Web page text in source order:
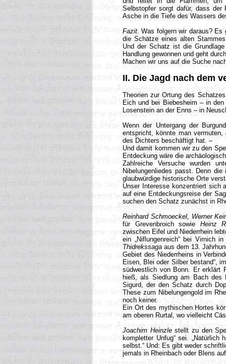
Selbstopfer sorgt dafür, dass
Asche in die Tiefe des Wassers
Fazit. Was folgern wir daraus? Es
die Schätze eines alten
Und der Schatz ist die
Handlung gewonnen und geht
Machen wir uns auf die Suche
II. Die Jagd nach dem
Theorien zur Ortung des
Eich und bei Biebesheim – in den
Losenstein an der Enns – in
Wenn der Untergang der
entspricht, könnte man
des Dichters beschäftigt hat. –
Und damit kommen wir zu den
Entdeckung wäre die
Zahlreiche Versuche wurden
Nibelungenliedes passt. Denn
glaubwürdige historische Orte
Unser Interesse konzentriert sich
auf eine Entdeckungsreise der
suchen den Schatz zunächst in
Reinhard Schmoeckel, Werner
für Grevenbroichsowie Heinz
zwischen Eifel und Niederrhein
ein „Niflungenreich“ bei Virnich
Thidrekssaga aus dem 13.
Gebiet des Niederrheins in
Eisen, Blei oder Silber bestand“,
südwestlich von Bonn. Er erklärt
hieß, als Siedlung am Bach des
Sigurd, der den Schatz durch
These zum Nibelungengold im
noch keiner.
Ein Ort des mythischen Hortes
am oberen Rurtal, wo vielleicht
Joachim Heinzlestellt zu den
kompletter Unfug“ sei.
selbst.“ Und: Es gibt weder
jemals in Rheinbach oder Blens